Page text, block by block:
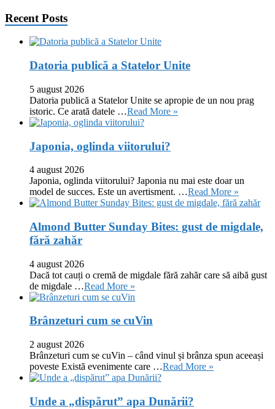
Recent Posts
Datoria publică a Statelor Unite
5 august 2026
Datoria publică a Statelor Unite se apropie de un nou prag
istoric. Ce arată datele …Read More »
Japonia, oglinda viitorului?
4 august 2026
Japonia, oglinda viitorului? Japonia nu mai este doar un
model de succes. Este un avertisment. …Read More »
Almond Butter Sunday Bites: gust de migdale,
fără zahăr
4 august 2026
Dacă tot cauți o cremă de migdale fără zahăr care să aibă gust
de migdale …Read More »
Brânzeturi cum se cuVin
2 august 2026
Brânzeturi cum se cuVin – când vinul și brânza spun aceeași
poveste Există evenimente care …Read More »
Unde a „dispărut” apa Dunării?